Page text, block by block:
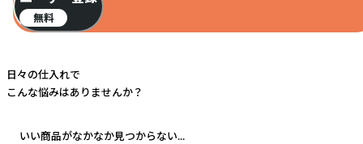
無料
日々の仕入れで
こんな悩みはありませんか？
いい商品がなかなか見つからない...